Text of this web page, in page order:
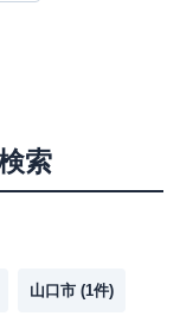
索
山口市 (1件)